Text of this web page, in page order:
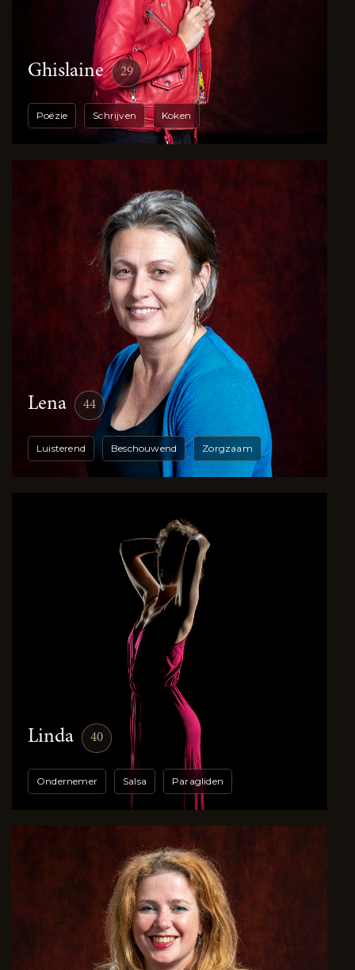
Ghislaine 29
Poëzie Schrijven Koken
Lena 44
Luisterend Beschouwend Zorgzaam
Linda 40
Ondernemer Salsa Paragliden